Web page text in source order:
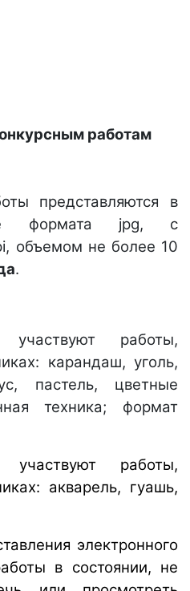
работам
представляются в
формата jpg, с
, объемом не более 10
.
работы,
карандаш, уголь,
пастель, цветные
техника; формат
работы,
акварель, гуашь,
электронного
в состоянии, не